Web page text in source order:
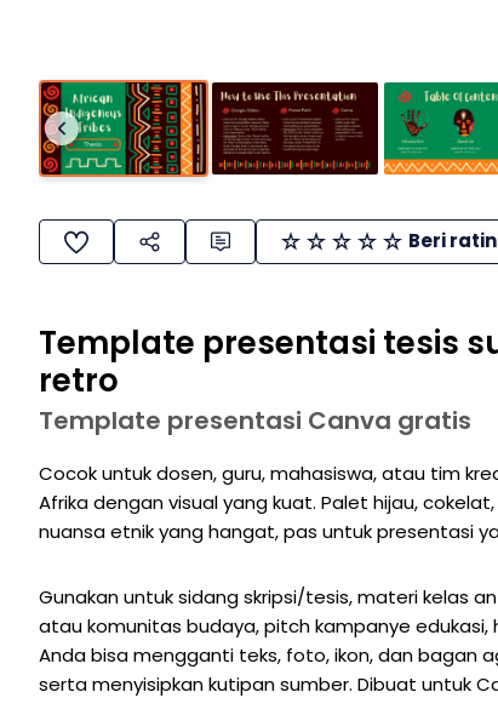
Beri
Template presentasi tesis
retro
Template presentasi Canva gratis
Cocok untuk dosen, guru, mahasiswa, atau tim
Afrika dengan visual yang kuat. Palet hijau,
nuansa etnik yang hangat, pas untuk presentasi
Gunakan untuk sidang skripsi/tesis, materi kelas
atau komunitas budaya, pitch kampanye
Anda bisa mengganti teks, foto, ikon, dan bagan
serta menyisipkan kutipan sumber. Dibuat untuk